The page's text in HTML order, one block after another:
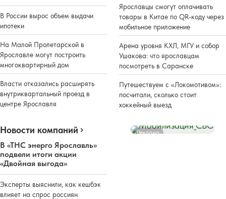
В России вырос объем выдачи
ипотеки
На Малой Пролетарской в
Ярославле могут построить
многоквартирный дом
Власти отказались расширять
внутриквартальный проезд в
центре Ярославля
Ярославцы смогут оплачивать
товары в Китае по QR-коду через
мобильное приложение
Арена уровня КХЛ, МГУ и собор
Ушакова: что ярославцам
посмотреть в Саранске
Путешествуем с «Локомотивом»:
посчитали, сколько стоит
хоккейный выезд
Новости компаний
В «ТНС энерго Ярославль»
подвели итоги акции
«Двойная выгода»
Эксперты выяснили, как кешбэк
влияет на спрос россиян
Реклама